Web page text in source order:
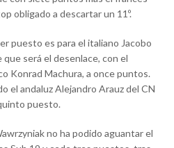
obligado a descartar un 11º.
puesto es para el italiano Jacobo
será el desenlace, con el
Konrad Machura, a once puntos.
el andaluz Alejandro Arauz del CN
puesto.
no ha podido aguantar el